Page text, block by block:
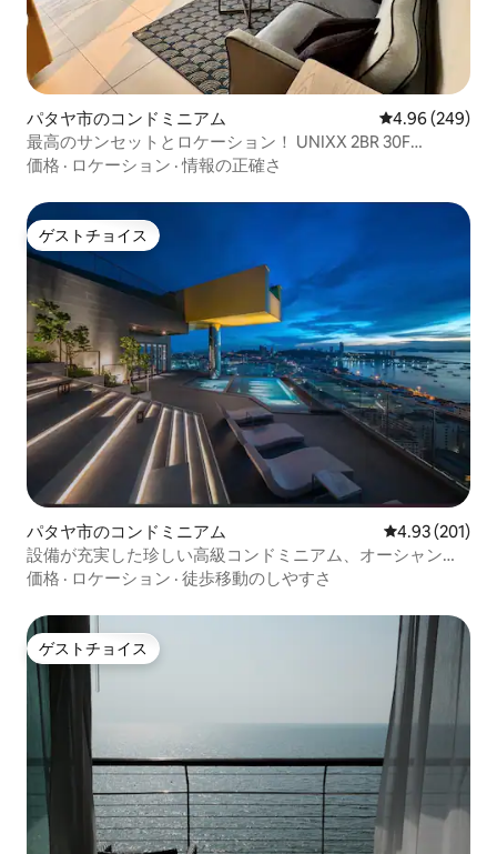
パタヤ市のコンドミニアム レビュー249
4.96 (249)
最高のサンセットとロケーション！ UNIXX 2BR 30F
Sea+Mount View
価格 · ロケーション ·情報の正確さ
ゲストチョイス
ゲストチョイス
パタヤ市のコンドミニアム レビュー201
4.93 (201)
設備が充実した珍しい高級コンドミニアム、オーシャンサ
イドビュー
価格 · ロケーション · 徒歩移動のしやすさ
ゲストチョイス
ゲストチョイス